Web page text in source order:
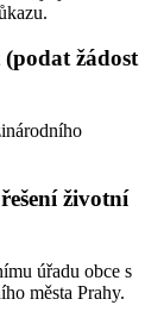
žádost
životní
úřadu obce s
města Prahy.